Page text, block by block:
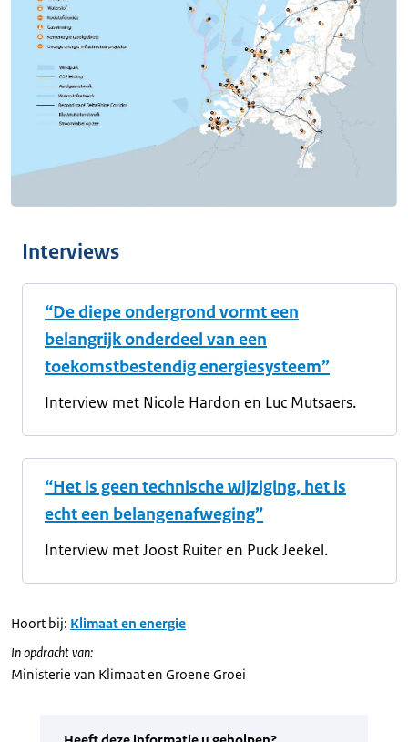
Interviews
“De diepe ondergrond vormt een
belangrijk onderdeel van een
toekomstbestendig energiesysteem”
Interview met Nicole Hardon en Luc Mutsaers.
“Het is geen technische wijziging, het is
echt een belangenafweging”
Interview met Joost Ruiter en Puck Jeekel.
Hoort bij: Klimaat en energie
In opdracht van:
Ministerie van Klimaat en Groene Groei